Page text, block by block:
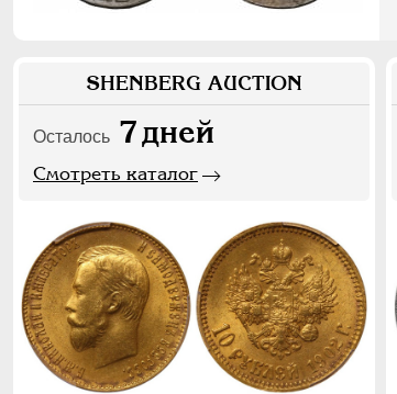
SHENBERG AUCTION
Осталось 7дней
Смотреть каталог